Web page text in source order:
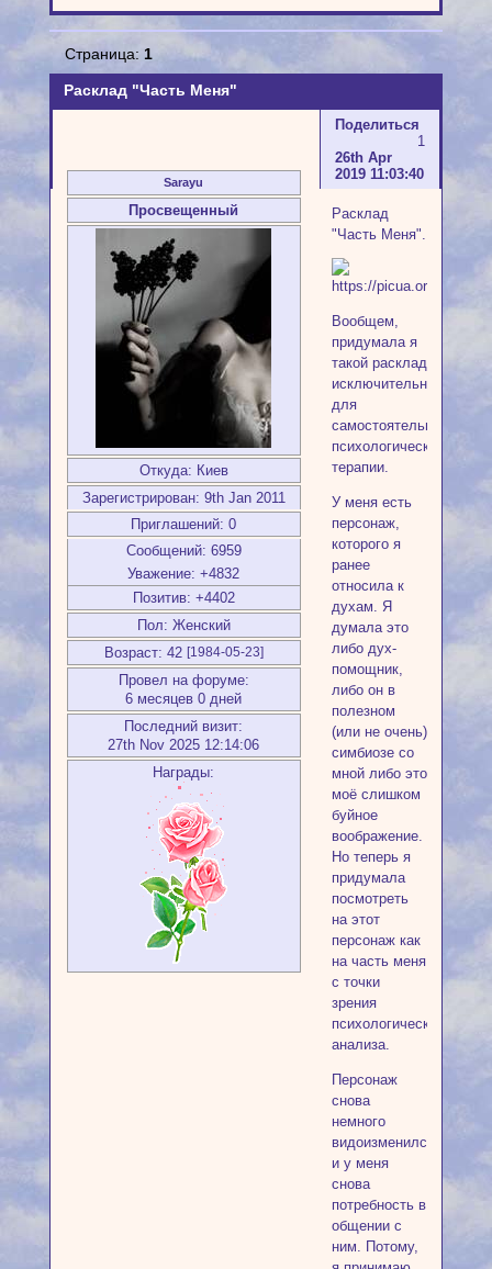
Расклад "Часть Меня"
Страница: 1
Поделиться
1
26th Apr
2019 11:03:40
Sarayu
Просвещенный
Откуда: Киев
Зарегистрирован: 9th Jan 2011
Приглашений: 0
Сообщений: 6959
Уважение: +4832
Позитив: +4402
Пол: Женский
Возраст: 42 [1984-05-23]
Провел на форуме:
6 месяцев 0 дней
Последний визит:
27th Nov 2025 12:14:06
Награды:
Расклад
"Часть Меня".
Вообщем,
придумала я
такой расклад
исключительно
для
самостоятельной
психологической
терапии.
У меня есть
персонаж,
которого я
ранее
относила к
духам. Я
думала это
либо дух-
помощник,
либо он в
полезном
(или не очень)
симбиозе со
мной либо это
моё слишком
буйное
воображение.
Но теперь я
придумала
посмотреть
на этот
персонаж как
на часть меня
с точки
зрения
психологического
анализа.
Персонаж
снова
немного
видоизменился
и у меня
снова
потребность в
общении с
ним. Потому,